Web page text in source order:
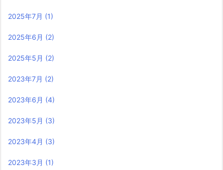
2025年7月 (1)
2025年6月 (2)
2025年5月 (2)
2023年7月 (2)
2023年6月 (4)
2023年5月 (3)
2023年4月 (3)
2023年3月 (1)